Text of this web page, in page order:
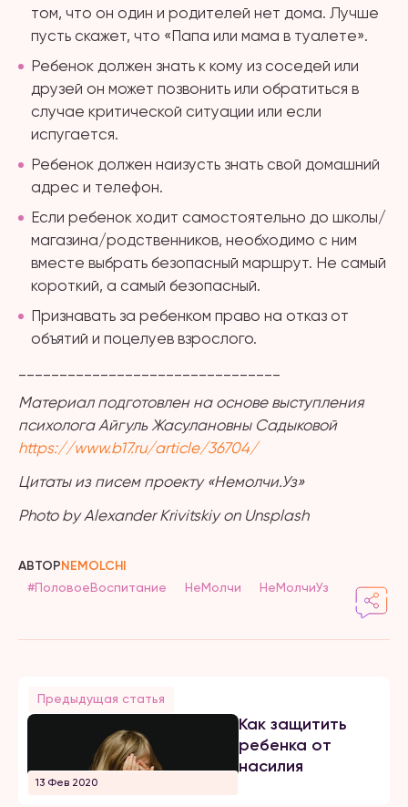
том, что он один и родителей нет дома. Лучше
пусть скажет, что «Папа или мама в туалете».
Ребенок должен знать к кому из соседей или
друзей он может позвонить или обратиться в
случае критической ситуации или если
испугается.
Ребенок должен наизусть знать свой домашний
адрес и телефон.
Если ребенок ходит самостоятельно до школы/
магазина/родственников, необходимо с ним
вместе выбрать безопасный маршрут. Не самый
короткий, а самый безопасный.
Признавать за ребенком право на отказ от
объятий и поцелуев взрослого.
Материал подготовлен на основе выступления
психолога Айгуль Жасулановны Садыковой
https://www.b17.ru/article/36704/
Цитаты из писем проекту «Немолчи.Уз»
Photo by Alexander Krivitskiy on Unsplash
АВТОРNEMOLCHI
#ПоловоеВоспитание НеМолчи НеМолчиУз
Предыдущая статья
13 Фев 2020
Как защитить
ребенка от
насилия